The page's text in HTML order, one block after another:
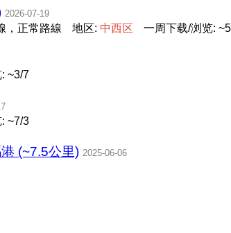
2026-07-19
，正常路線 地区: 中西区 一周下载/浏览:
~3/7
~7/3
(~7.5公里) 2025-06-06